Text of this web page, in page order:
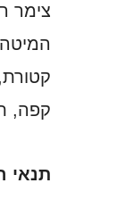
קפה,
תנאי